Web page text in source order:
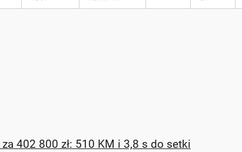
402 800 zł: 510 KM i 3,8 s do setki